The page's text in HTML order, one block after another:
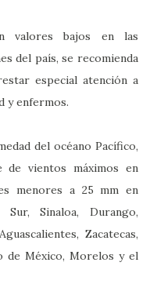
valores bajos en las
del país, se recomienda
especial atención a
y enfermos.
del océano Pacífico,
vientos máximos en
menores a 25 mm en
Sinaloa, Durango,
Zacatecas,
de México, Morelos y el